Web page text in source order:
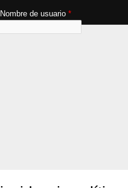
Nombre de usuario *